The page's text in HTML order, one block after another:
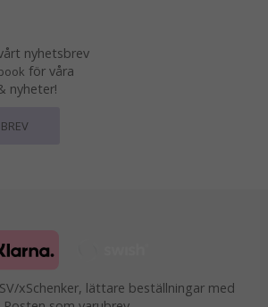
nyhetsbrev
för våra
nyheter!
xSchenker, lättare beställningar med